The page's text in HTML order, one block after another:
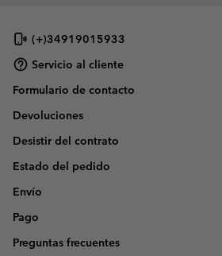
(+)34919015933
Servicio al cliente
Formulario de contacto
Devoluciones
Desistir del contrato
Estado del pedido
Envío
Pago
Preguntas frecuentes